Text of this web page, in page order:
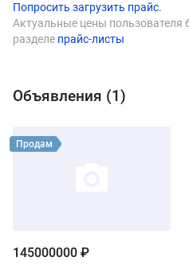
Попросить загрузить прайс.
Актуальные цены пользователя
разделе прайс-листы
Объявления (1)
Виды продукции
145000000 ₽
Смотреть объявление
Продам